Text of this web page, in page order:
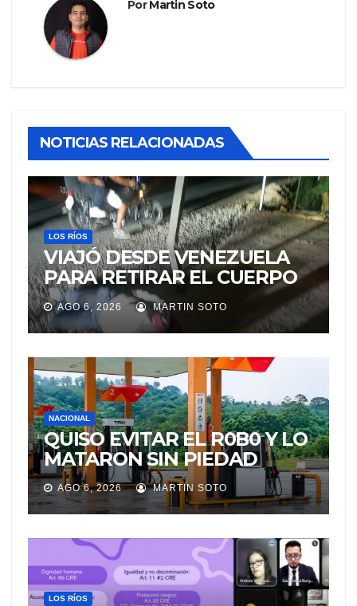
PorMartin Soto
NOTICIAS RELACIONADAS
LOS RÍOS
VIAJÓ DESDE VENEZUELA
PARA RETIRAR EL CUERPO
DE SU MARIDO QUE
PERMANECIÓ SEIS DÍAS EN
LA MORGUE
AGO 6, 2026 MARTIN SOTO
NACIONAL
QUISO EVITAR EL R0B0 Y LO
MATARON SIN PIEDAD
AGO 6, 2026 MARTIN SOTO
LOS RÍOS